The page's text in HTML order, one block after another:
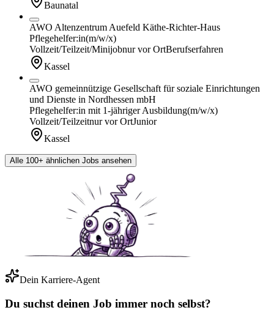
Baunatal
AWO Altenzentrum Auefeld Käthe-Richter-Haus
Pflegehelfer:in(m/w/x)
Vollzeit/Teilzeit/Minijobnur vor OrtBerufserfahren
Kassel
AWO gemeinnützige Gesellschaft für soziale Einrichtungen
und Dienste in Nordhessen mbH
Pflegehelfer:in mit 1-jähriger Ausbildung(m/w/x)
Vollzeit/Teilzeitnur vor OrtJunior
Kassel
Alle 100+ ähnlichen Jobs ansehen
Dein Karriere-Agent
Du suchst deinen Job immer noch selbst?